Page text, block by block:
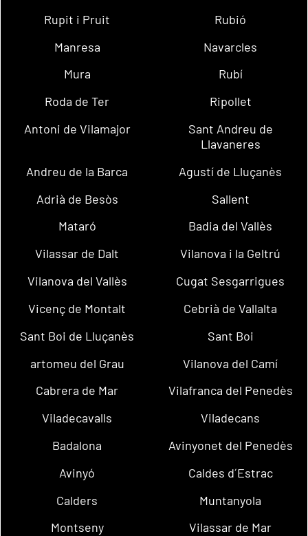
Rupit i Pruit
Rubió
Manresa
Navarcles
Mura
Rubí
Roda de Ter
Ripollet
Antoni de Vilamajor
Sant Andreu de
Llavaneres
Andreu de la Barca
Agustí de Lluçanès
Adrià de Besòs
Sallent
Mataró
Badia del Vallès
Vilassar de Dalt
Vilanova i la Geltrú
Vilanova del Vallès
Cugat Sesgarrigues
Vicenç de Montalt
Cebrià de Vallalta
Sant Boi de Lluçanès
Sant Boi
artomeu del Grau
Vilanova del Camí
Cabrera de Mar
Vilafranca del Penedès
Viladecavalls
Viladecans
Badalona
Avinyonet del Penedès
Avinyó
Caldes d´Estrac
Calders
Muntanyola
Montseny
Vilassar de Mar